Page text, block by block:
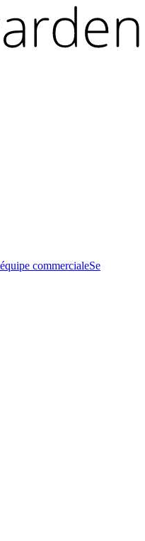
commercialeSe